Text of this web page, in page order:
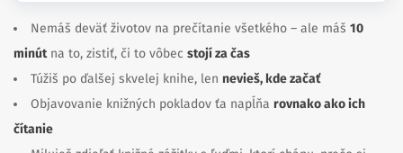
Nemáš deväť životov na prečítanie všetkého – ale máš 10
minútna to, zistiť, či to vôbec stojí za čas
Túžiš po ďalšej skvelej knihe, len nevieš, kde začať
Objavovanie knižných pokladov ťa napĺňa rovnako ako ich
čítanie